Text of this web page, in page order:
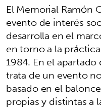
El Memorial Ramón
evento de interés
desarrolla en el
en torno a la
1984. En el
trata de un evento
basado en el
propias y distintas a